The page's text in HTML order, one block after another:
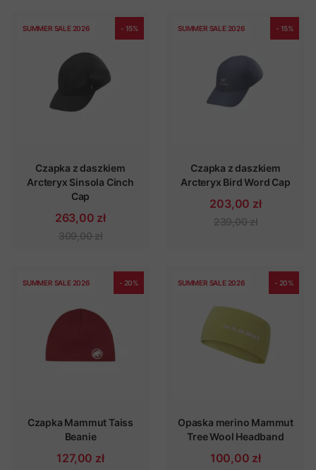
SUMMER SALE 2026 - 15%
Czapka z daszkiem
Arcteryx Sinsola Cinch
Cap
263,00 zł
309,00 zł
SUMMER SALE 2026 - 15%
Czapka z daszkiem
Arcteryx Bird Word Cap
203,00 zł
239,00 zł
SUMMER SALE 2026 - 20%
Czapka Mammut Taiss
Beanie
127,00 zł
SUMMER SALE 2026 - 20%
Opaska merino Mammut
Tree Wool Headband
100,00 zł